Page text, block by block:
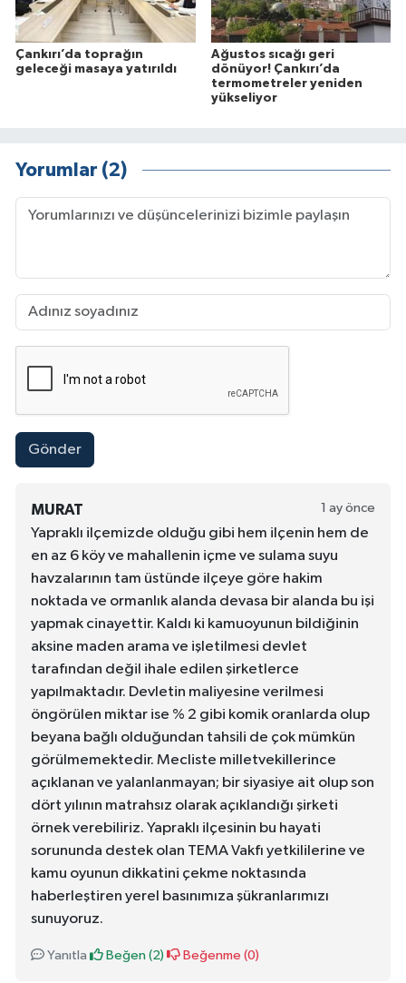
Çankırı’da toprağın
geleceği masaya yatırıldı
Ağustos sıcağı geri
dönüyor! Çankırı’da
termometreler yeniden
yükseliyor
Yorumlar (2)
Gönder
MURAT 1 ay önce
Yapraklı ilçemizde olduğu gibi hem ilçenin hem de
en az 6 köy ve mahallenin içme ve sulama suyu
havzalarının tam üstünde ilçeye göre hakim
noktada ve ormanlık alanda devasa bir alanda bu işi
yapmak cinayettir. Kaldı ki kamuoyunun bildiğinin
aksine maden arama ve işletilmesi devlet
tarafından değil ihale edilen şirketlerce
yapılmaktadır. Devletin maliyesine verilmesi
öngörülen miktar ise % 2 gibi komik oranlarda olup
beyana bağlı olduğundan tahsili de çok mümkün
görülmemektedir. Mecliste milletvekillerince
açıklanan ve yalanlanmayan; bir siyasiye ait olup son
dört yılının matrahsız olarak açıklandığı şirketi
örnek verebiliriz. Yapraklı ilçesinin bu hayati
sorununda destek olan TEMA Vakfı yetkililerine ve
kamu oyunun dikkatini çekme noktasında
haberleştiren yerel basınımıza şükranlarımızı
sunuyoruz.
Yanıtla Beğen (2) Beğenme (0)